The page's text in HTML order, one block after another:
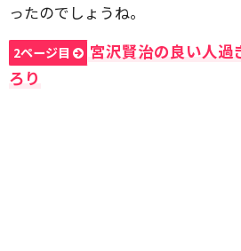
ったのでしょうね。
2ページ目
宮沢賢治の良い人
ろり